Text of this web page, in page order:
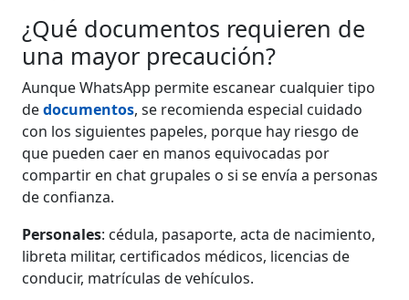
¿Qué documentos requieren de
una mayor precaución?
Aunque WhatsApp permite escanear cualquier tipo
dedocumentos, se recomienda especial cuidado
con los siguientes papeles, porque hay riesgo de
que pueden caer en manos equivocadas por
compartir en chat grupales o si se envía a personas
de confianza.
Personales: cédula, pasaporte, acta de nacimiento,
libreta militar, certificados médicos, licencias de
conducir, matrículas de vehículos.